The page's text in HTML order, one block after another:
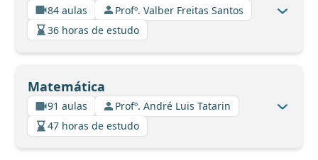
84 aulas
Profº. Valber Freitas Santos
36 horas de estudo
Matemática
91 aulas
Profº. André Luis Tatarin
47 horas de estudo